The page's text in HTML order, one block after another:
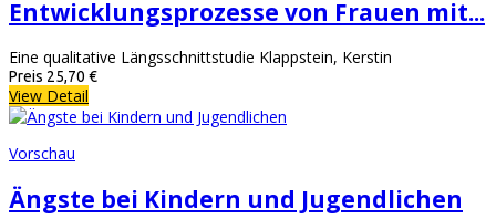
Entwicklungsprozesse von Frauen mit...
Eine qualitative Längsschnittstudie Klappstein, Kerstin
Preis 25,70 €
View Detail
Vorschau
Ängste bei Kindern und Jugendlichen